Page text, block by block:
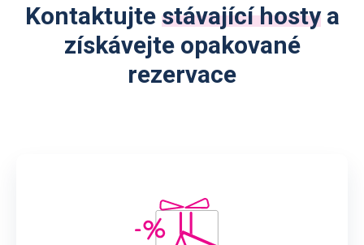
Kontaktujte stávající hostya
získávejte opakované
rezervace